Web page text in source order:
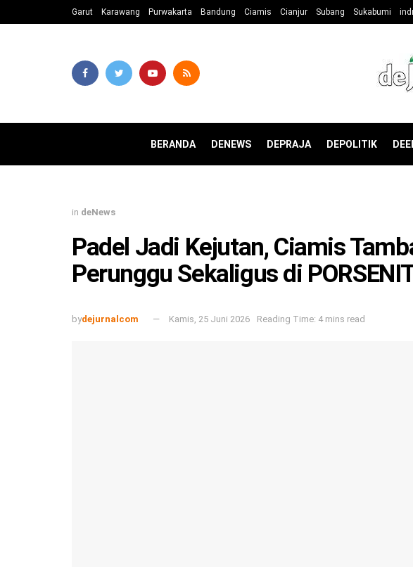
Garut Karawang Purwakarta Bandung Ciamis Cianjur Subang Sukabumi
BERANDA DENEWS DEPRAJA DEPOLITIK
in deNews
Padel Jadi Kejutan, Ciamis
Perunggu Sekaligus di
bydejurnalcom Kamis, 25 Juni 2026 Reading Time: 4 mins read